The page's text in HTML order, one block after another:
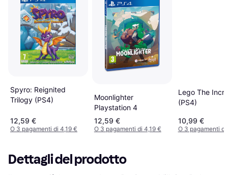
Spyro: Reignited
Trilogy (PS4)
12,59 €
O 3 pagamenti di 4,19 €
Moonlighter
Playstation 4
12,59 €
O 3 pagamenti di 4,19 €
Lego The
(PS4)
10,99 €
O 3 pagamenti
Dettagli del prodotto